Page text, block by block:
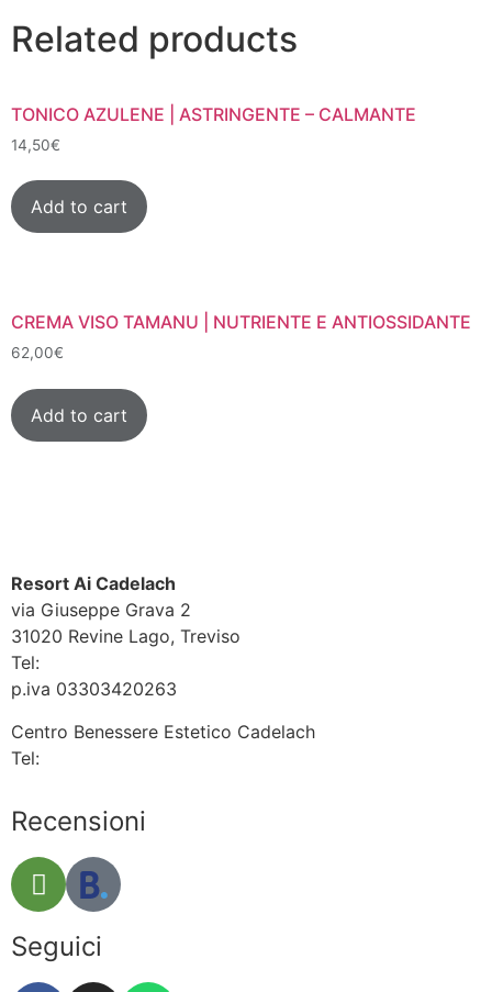
Related products
TONICO AZULENE | ASTRINGENTE – CALMANTE
14,50€
Add to cart
CREMA VISO TAMANU | NUTRIENTE E ANTIOSSIDANTE
62,00€
Add to cart
Resort Ai Cadelach
via Giuseppe Grava 2
31020 Revine Lago, Treviso
Tel:
p.iva 03303420263
Centro Benessere Estetico Cadelach
Tel:
Recensioni
Seguici